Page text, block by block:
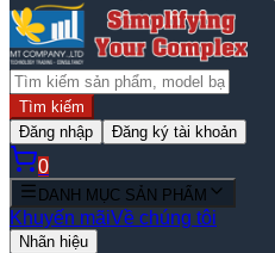
Tìm kiếm
Đăng nhập
Đăng ký tài khoản
0
DANH MỤC SẢN PHẨM
Khuyến mãiVề chúng tôi
Nhãn hiệu